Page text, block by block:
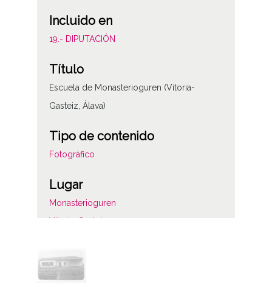
Incluido en
19.- DIPUTACIÓN
Título
Escuela de Monasterioguren (Vitoria-
Gasteiz, Álava)
Tipo de contenido
Fotográfico
Lugar
Monasterioguren
Vitoria-Gasteiz
Foto Mora